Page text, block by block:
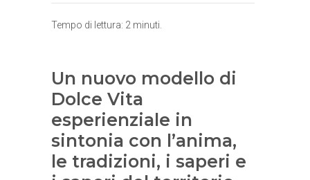
Tempo di lettura: 2 minuti.
Un nuovo modello di
Dolce Vita
esperienziale in
sintonia con l’anima,
le tradizioni, i saperi e